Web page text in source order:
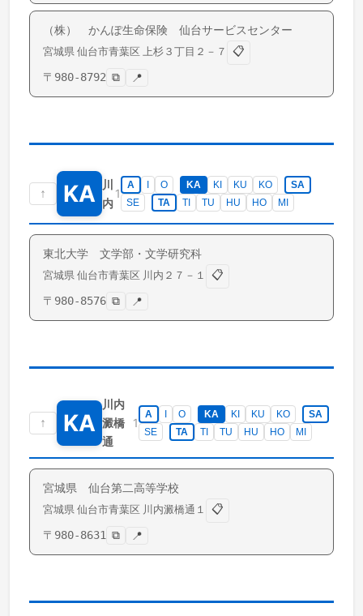
（株） かんぽ生命保険 仙台サービスセンター
宮城県 仙台市青葉区 上杉 ３丁目２－７
📋
〒 980-8792 ⧉ 📍
↑ KA 川
内
1
A O KA KI KU KO
SA
SE
TA TI TU HU HO MI
東北大学 文学部・文学研究科
宮城県 仙台市青葉区 川内 ２７－１
📋
〒 980-8576 ⧉ 📍
↑ KA
川内
澱橋
通
1
A I O KA KI KU KO
SA
SE
TA TI TU HU HO MI
宮城県 仙台第二高等学校
宮城県 仙台市青葉区 川内澱橋通 １
📋
〒 980-8631 ⧉ 📍